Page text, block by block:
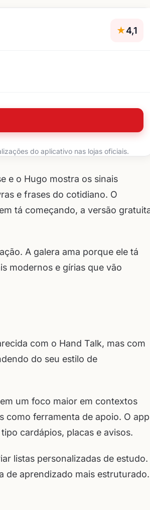
★4,1
do aplicativo nas lojas oficiais.
e o Hugo mostra os sinais
e frases do cotidiano. O
tá começando, a versão
A galera ama porque ele tá
modernos e gírias que vão
com o Hand Talk, mas com
do seu estilo de
um foco maior em contextos
como ferramenta de apoio. O app
cardápios, placas e avisos.
listas personalizadas de estudo.
de aprendizado mais estruturado.